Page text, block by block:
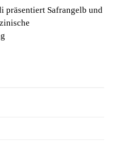
präsentiert Safrangelb und